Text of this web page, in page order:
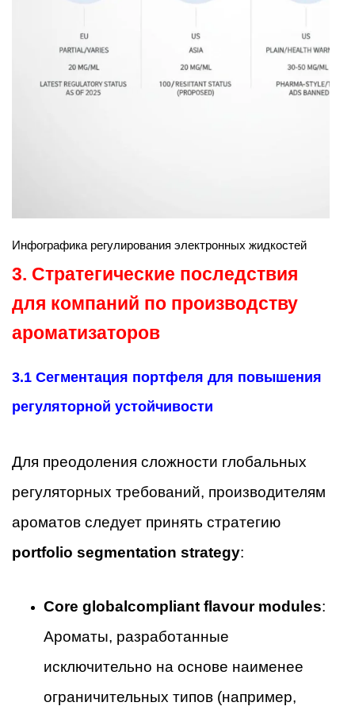
Инфографика регулирования электронных жидкостей
3. Стратегические последствия
для компаний по производству
ароматизаторов
3.1 Сегментация портфеля для повышения
регуляторной устойчивости
Для преодоления сложности глобальных
регуляторных требований, производителям
ароматов следует принять стратегию
portfolio segmentation strategy:
Core globalcompliant flavour modules:
Ароматы, разработанные
исключительно на основе наименее
ограничительных типов (например,